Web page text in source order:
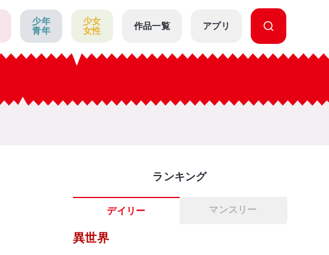
少年
青年
少女
女性
作品一覧 アプリ
ランキング
デイリー マンスリー
異世界